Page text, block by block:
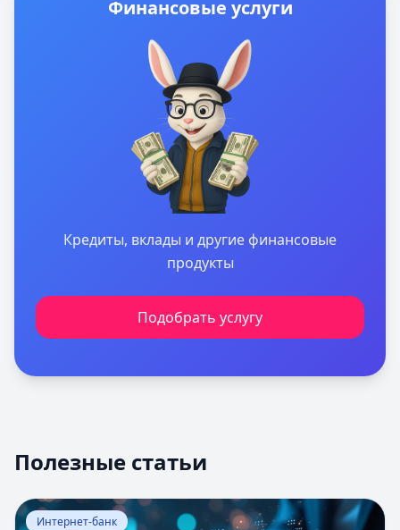
Финансовые услуги
Кредиты, вклады и другие финансовые
продукты
Подобрать услугу
Полезные статьи
Перейти к статье:Оценка вероятности банкротства
Интернет-банк